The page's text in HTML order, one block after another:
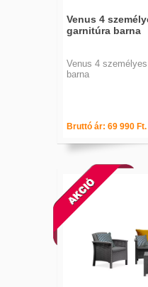
Venus 4
garnitúra barna
Venus 4
barna
Bruttó ár: 69 990 Ft.